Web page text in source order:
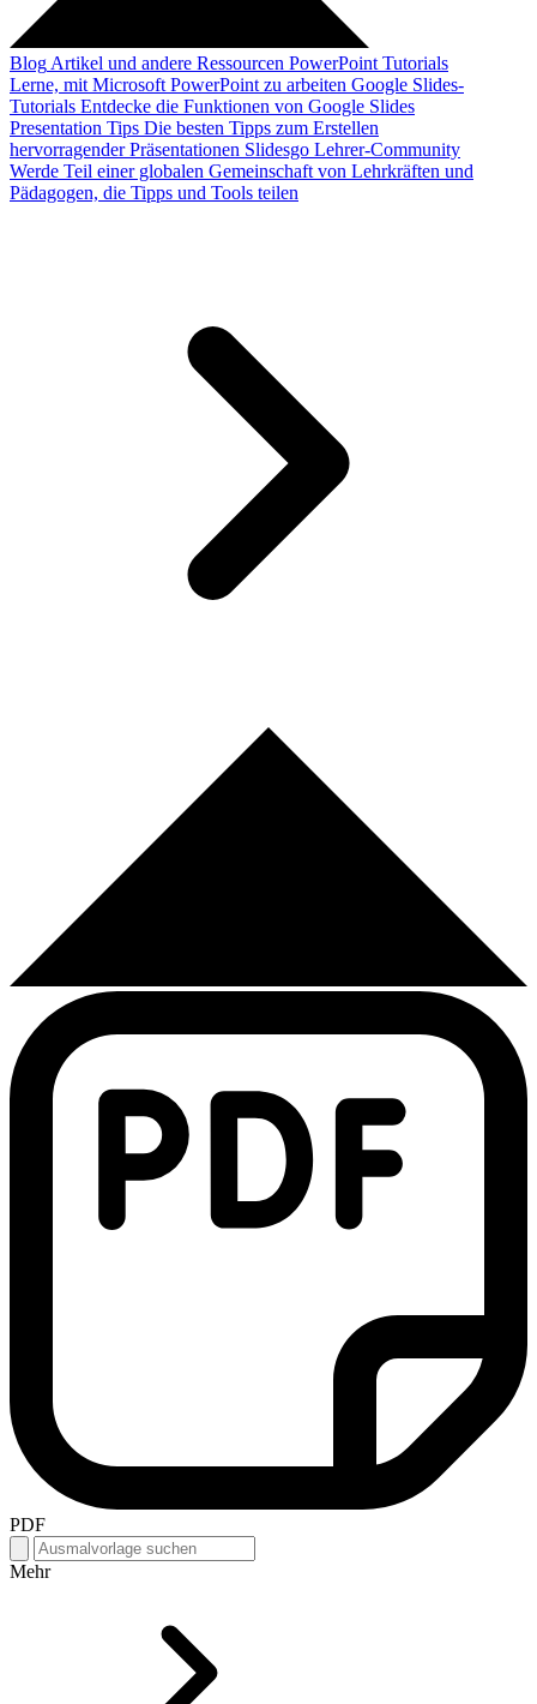
Blog Artikel und andere Ressourcen PowerPoint Tutorials
Lerne, mit Microsoft PowerPoint zu arbeiten Google Slides-
Tutorials Entdecke die Funktionen von Google Slides
Presentation Tips Die besten Tipps zum Erstellen
hervorragender Präsentationen Slidesgo Lehrer-Community
Werde Teil einer globalen Gemeinschaft von Lehrkräften und
Pädagogen, die Tipps und Tools teilen
PDF
Mehr